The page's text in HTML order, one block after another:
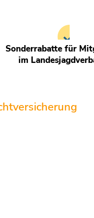
Sonderrabatte für
im